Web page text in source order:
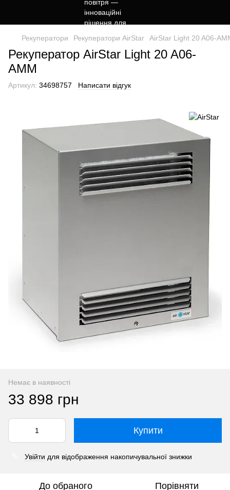
Рекуператори Рекуператори AirStar AirStar Light 20 A06-
Рекуператор AirStar Light 20 A06-
AMM
Артикул: 34698757 Написати відгук
Немає в наявності
33 898 грн
Купити
Увійти для відображення накопичувальної знижки
До обраного Порівняти